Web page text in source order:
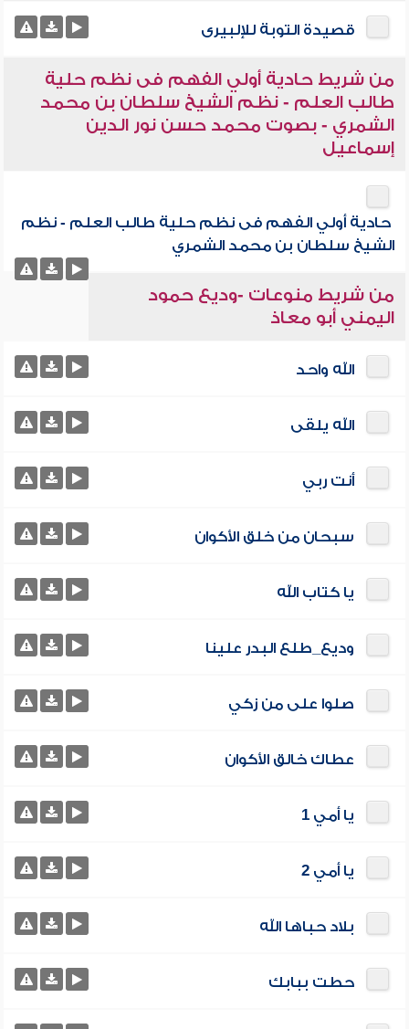
قصيدة التوبة للإلبيرى
من شريط حادية أولي الفهم فى نظم حلية
طالب العلم - نظم الشيخ سلطان بن محمد
الشمري - بصوت محمد حسن نور الدين
إسماعيل
حادية أولي الفهم فى نظم حلية طالب العلم - نظم
الشيخ سلطان بن محمد الشمري
من شريط منوعات -وديع حمود
اليمني أبو معاذ
الله واحد
الله يلقى
أنت ربي
سبحان من خلق الأكوان
يا كتاب الله
وديع_طلع البدر علينا
صلوا على من زكي
عطاك خالق الأكوان
يا أمي 1
يا أمي 2
بلاد حباها الله
حطت ببابك